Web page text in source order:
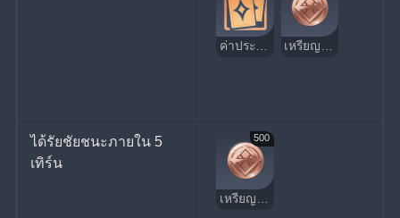
ค่าประสบการณ์ผู้เล่น เหรียญนําโชค
ได้รัยชัยชนะภายใน 5
เทิร์น
500
เหรียญนําโชค